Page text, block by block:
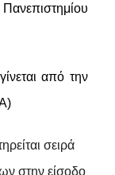
από την
σειρά
στην είσοδο